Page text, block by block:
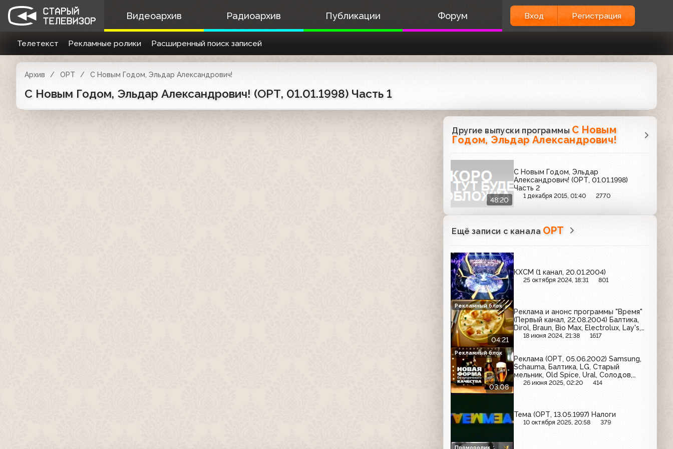
Видеоархив Радиоархив Публикации Форум Вход Регистрация
Телетекст Рекламные ролики Расширенный поиск записей
Архив ОРТ С Новым Годом, Эльдар Александрович!
С Новым Годом, Эльдар Александрович! (ОРТ, 01.01.1998) Часть 1
Другие выпуски программы С Новым
Годом, Эльдар Александрович!
48:20
С Новым Годом, Эльдар
Александрович! (ОРТ, 01.01.1998)
Часть 2
1 декабря 2015, 01:40 2770
Ещё записи с канала ОРТ
КХСМ (1 канал, 20.01.2004)
25 октября 2024, 18:31 801
04:21
Реклама и анонс программы "Время"
(Первый канал, 22.08.2004) Балтика,
Dirol, Braun, Bio Max, Electrolux, Lay's,
Растишка, Maggi
18 июня 2024, 21:38 1617
Рекламный блок
03:08
Реклама (ОРТ, 05.06.2002) Samsung,
Schauma, Балтика, LG, Старый
мельник, Old Spice, Ural, Солодов,
Snickers, МТС
26 июня 2025, 02:20 414
Рекламный блок
Тема (ОРТ, 13.05.1997) Налоги
10 октября 2025, 20:58 379
Проморолик